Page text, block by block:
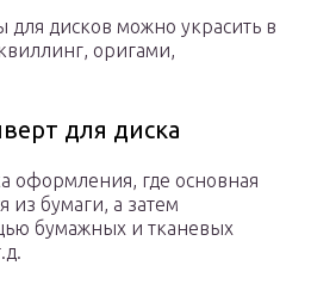
дисков можно украсить в
оригами,
для диска
оформления, где основная
из бумаги, а затем
бумажных и тканевых